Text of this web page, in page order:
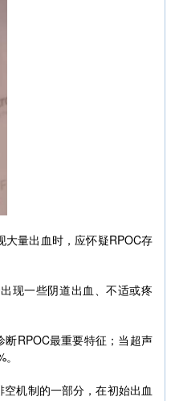
量出血时，应怀疑RPOC存
现一些阴道出血、不适或疼
RPOC最重要特征；当超声
机制的一部分，在初始出血